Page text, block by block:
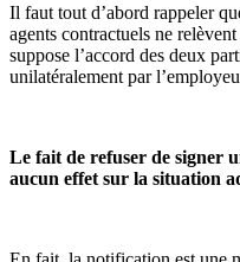
Il faut tout d’abord rappeler
agents contractuels ne
suppose l’accord des deux
unilatéralement par
Le fait de refuser de signer
aucun effet sur la situation